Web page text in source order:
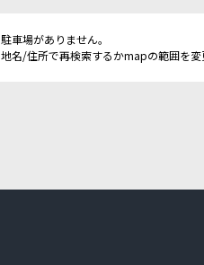
駐車場がありません。
地名/住所で再検索するかmapの範囲を変